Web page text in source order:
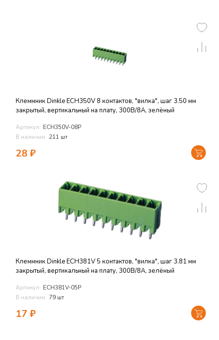
Клеммник Dinkle ECH350V 8 контактов, "вилка", шаг 3.50 мм
закрытый, вертикальный на плату, 300В/8А, зелёный
Артикул: ECH350V-08P
В наличии: 211 шт
28₽
Клеммник Dinkle ECH381V 5 контактов, "вилка", шаг 3.81 мм
закрытый, вертикальный на плату, 300В/8А, зелёный
Артикул: ECH381V-05P
В наличии: 79 шт
17 ₽